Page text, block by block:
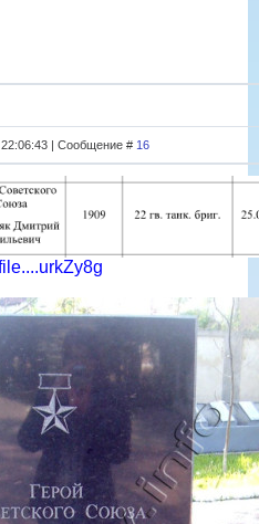
| Сообщение # 16